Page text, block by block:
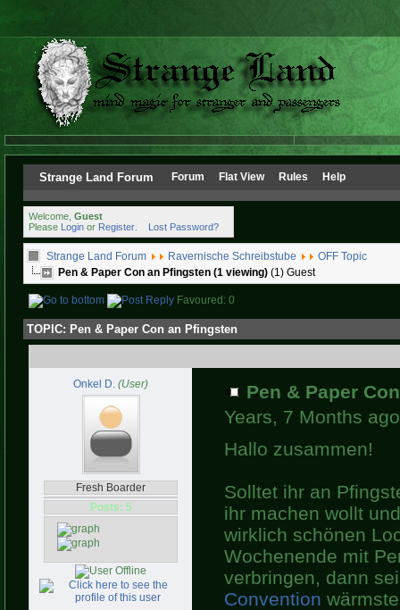
Strange Land Forum Forum Flat View Rules Help
Welcome, Guest
Please Login or Register Lost Password?
Strange Land Forum Ravernische Schreibstube
OFF Topic
Pen & Paper Con an Pfingsten (1 viewing) (1) Guest
Favoured: 0
TOPIC: Pen & Paper Con an Pfingsten
Onkel D. (User)
Fresh Boarder
Posts: 5
Pen & Paper
Years, 7 Months ago
Hallo zusammen!
Solltet ihr an
ihr machen wollt
wirklich schönen
Wochenende mit
verbringen, dann
Convention